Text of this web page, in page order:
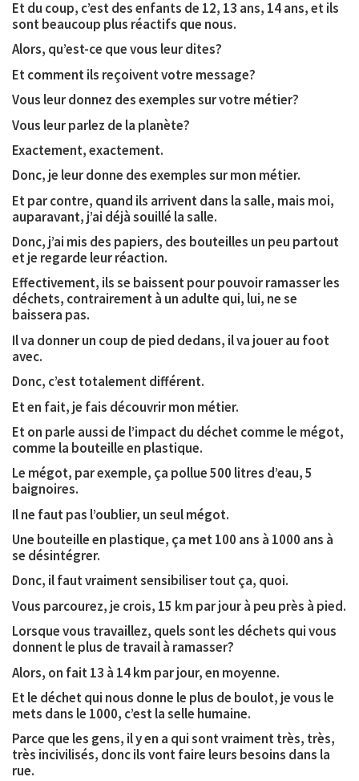
Et du coup, c’est des enfants de 12, 13 ans, 14 ans, et ils
sont beaucoup plus réactifs que nous.
Alors, qu’est-ce que vous leur dites?
Et comment ils reçoivent votre message?
Vous leur donnez des exemples sur votre métier?
Vous leur parlez de la planète?
Exactement, exactement.
Donc, je leur donne des exemples sur mon métier.
Et par contre, quand ils arrivent dans la salle, mais moi,
auparavant, j’ai déjà souillé la salle.
Donc, j’ai mis des papiers, des bouteilles un peu partout
et je regarde leur réaction.
Effectivement, ils se baissent pour pouvoir ramasser les
déchets, contrairement à un adulte qui, lui, ne se
baissera pas.
Il va donner un coup de pied dedans, il va jouer au foot
avec.
Donc, c’est totalement différent.
Et en fait, je fais découvrir mon métier.
Et on parle aussi de l’impact du déchet comme le mégot,
comme la bouteille en plastique.
Le mégot, par exemple, ça pollue 500 litres d’eau, 5
baignoires.
Il ne faut pas l’oublier, un seul mégot.
Une bouteille en plastique, ça met 100 ans à 1000 ans à
se désintégrer.
Donc, il faut vraiment sensibiliser tout ça, quoi.
Vous parcourez, je crois, 15 km par jour à peu près à pied.
Lorsque vous travaillez, quels sont les déchets qui vous
donnent le plus de travail à ramasser?
Alors, on fait 13 à 14 km par jour, en moyenne.
Et le déchet qui nous donne le plus de boulot, je vous le
mets dans le 1000, c’est la selle humaine.
Parce que les gens, il y en a qui sont vraiment très, très,
très incivilisés, donc ils vont faire leurs besoins dans la
rue.